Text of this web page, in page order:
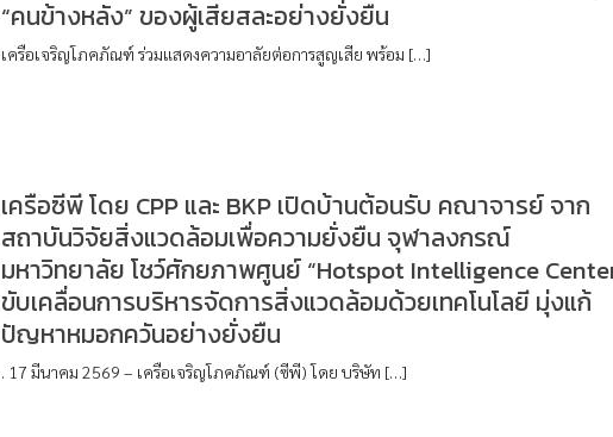
“คนข้างหลัง” ของผู้เสียสละอย่างยั่งยืน
เครือเจริญโภคภัณฑ์ ร่วมแสดงความอาลัยต่อการสูญเสีย พร้อม […]
เครือซีพี โดย CPP และ BKP เปิดบ้านต้อนรับ คณาจารย์ จาก
สถาบันวิจัยสิ่งแวดล้อมเพื่อความยั่งยืน จุฬาลงกรณ์
มหาวิทยาลัย โชว์ศักยภาพศูนย์ “Hotspot Intelligence
ขับเคลื่อนการบริหารจัดการสิ่งแวดล้อมด้วยเทคโนโลยี มุ่งแก้
ปัญหาหมอกควันอย่างยั่งยืน
. 17 มีนาคม 2569 – เครือเจริญโภคภัณฑ์ (ซีพี) โดย บริษัท […]